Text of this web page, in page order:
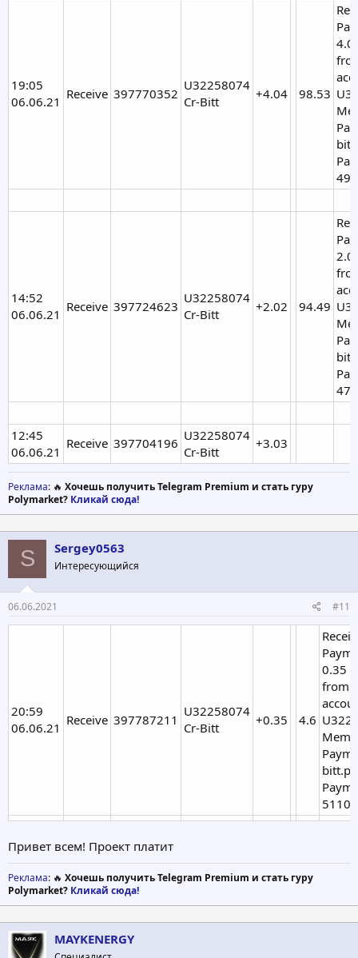
19:05
06.06.21 Receive 397770352
U32258074
Cr-Bitt
+4.04 98.53
14:52
06.06.21 Receive 397724623
U32258074
Cr-Bitt
+2.02 94.49
12:45
06.06.21
Receive 397704196 U32258074
Cr-Bitt
+3.03
Реклама: 🔥 Хочешь получить Telegram Premium и стать гуру
Polymarket? Кликай сюда!
S Sergey0563
Интересующийся
06.06.2021 #11
20:59
06.06.21 Receive 397787211
U32258074
Cr-Bitt
+0.35 4.6
0.35
from
5110
Привет всем! Проект платит
Реклама: 🔥 Хочешь получить Telegram Premium и стать гуру
Polymarket? Кликай сюда!
MAYKENERGY